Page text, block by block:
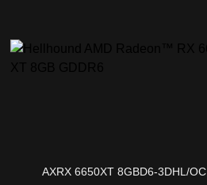
AXRX 6650XT 8GBD6-3DHL/OC